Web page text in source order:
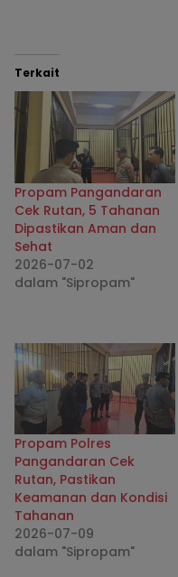
Terkait
Propam Pangandaran
Cek Rutan, 5 Tahanan
Dipastikan Aman dan
Sehat
2026-07-02
dalam "Sipropam"
Propam Polres
Pangandaran Cek
Rutan, Pastikan
Keamanan dan Kondisi
Tahanan
2026-07-09
dalam "Sipropam"